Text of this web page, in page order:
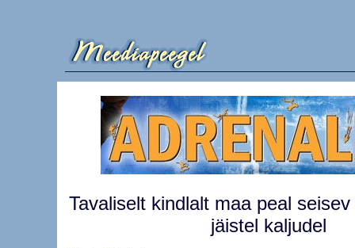
Tavaliselt kindlalt maa peal
jäistel kaljudel